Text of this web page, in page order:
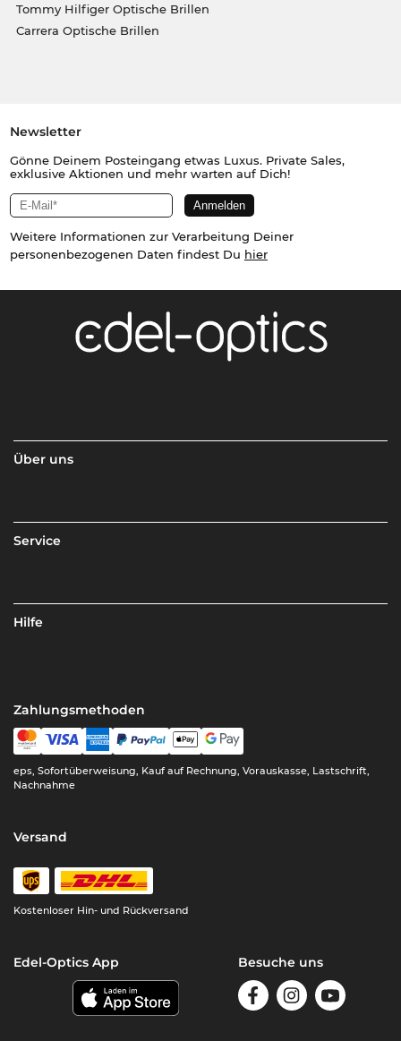
Tommy Hilfiger Optische Brillen
Carrera Optische Brillen
Newsletter
Gönne Deinem Posteingang etwas Luxus. Private Sales,
exklusive Aktionen und mehr warten auf Dich!
Weitere Informationen zur Verarbeitung Deiner
personenbezogenen Daten findest Du hier
Über uns
Service
Hilfe
Zahlungsmethoden
eps, Sofortüberweisung, Kauf auf Rechnung, Vorauskasse, Lastschrift,
Nachnahme
Versand
Kostenloser Hin- und Rückversand
Edel-Optics App Besuche uns